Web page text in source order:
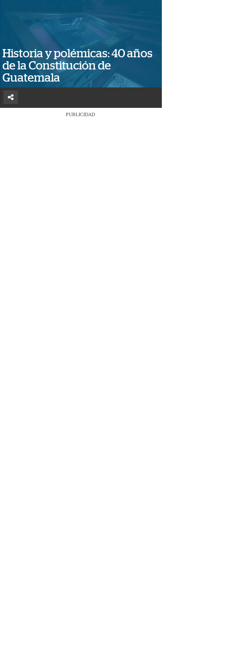
Historia y polémicas: 40 años
de la Constitución de
Guatemala
PUBLICIDAD